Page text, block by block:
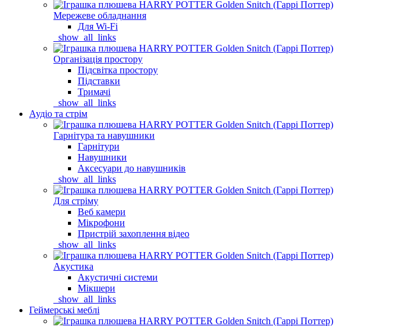
Мережеве обладнання
Для Wi-Fi
_show_all_links
Організація простору
Підсвітка простору
Підставки
Тримачі
_show_all_links
Аудіо та стрім
Гарнітура та навушники
Гарнітури
Навушники
Аксесуари до навушників
_show_all_links
Для стріму
Веб камери
Мікрофони
Пристрій захоплення відео
_show_all_links
Акустика
Акустичні системи
Мікшери
_show_all_links
Геймерські меблі